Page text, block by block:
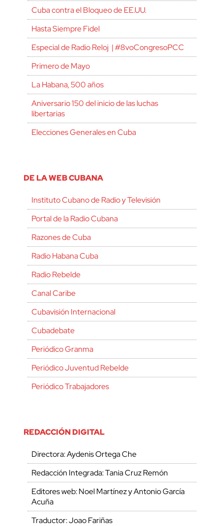
Cuba contra el Bloqueo de EE.UU.
Hasta Siempre Fidel
Especial de Radio Reloj | #8voCongresoPCC
Primero de Mayo
La Habana, 500 años
Aniversario 150 del inicio de las luchas
libertarias
Elecciones Generales en Cuba
DE LA WEB CUBANA
Instituto Cubano de Radio y Televisión
Portal de la Radio Cubana
Razones de Cuba
Radio Habana Cuba
Radio Rebelde
Canal Caribe
Cubavisión Internacional
Cubadebate
Periódico Granma
Periódico Juventud Rebelde
Periódico Trabajadores
REDACCIÓN DIGITAL
Directora: Aydenis Ortega Che
Redacción Integrada: Tania Cruz Remón
Editores web: Noel Martínez y Antonio García
Acuña
Traductor: Joao Fariñas